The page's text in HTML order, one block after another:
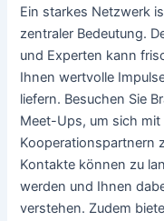
Ein starkes Netzwerk
zentraler Bedeutung.
und Experten kann
Ihnen wertvolle
liefern. Besuchen Sie
Meet-Ups, um sich
Kooperationspartnern
Kontakte können zu
werden und Ihnen
verstehen. Zudem